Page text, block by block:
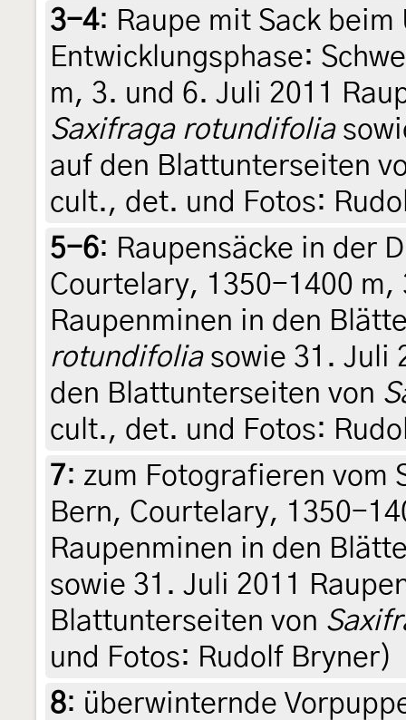
3-4: Raupe mit Sack
Entwicklungsphase:
m, 3. und 6. Juli 2011
Saxifraga rotundifolia
auf den Blattunterseiten
cult., det. und Fotos:
5-6: Raupensäcke in der
Courtelary, 1350-1400 m,
Raupenminen in den
rotundifoliasowie 31. Juli
den Blattunterseiten von
cult., det. und Fotos:
7: zum Fotografieren vom
Bern, Courtelary, 1350-
Raupenminen in den
sowie 31. Juli 2011
Blattunterseiten von
und Fotos: Rudolf Bryner)
8: überwinternde